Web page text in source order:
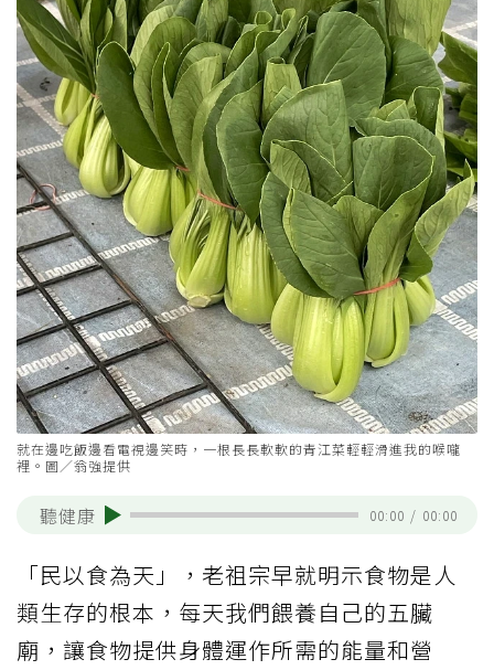
就在邊吃飯邊看電視邊笑時，一根長長軟軟的青江菜輕輕滑進我的喉嚨
裡。圖／翁強提供
聽健康 00:00 / 00:00
「民以食為天」，老祖宗早就明示食物是人
類生存的根本，每天我們餵養自己的五臟
廟，讓食物提供身體運作所需的能量和營